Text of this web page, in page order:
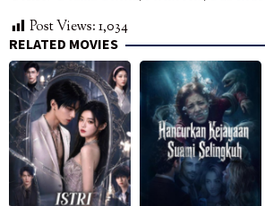
Post Views:1,034
RELATED MOVIES